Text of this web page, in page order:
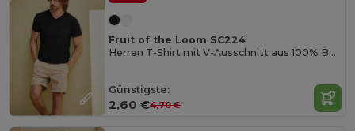
Fruit of the Loom SC224
Herren T-Shirt mit V-Ausschnitt aus 100% Baumwolle
Günstigste:
2,60 €4,70 €